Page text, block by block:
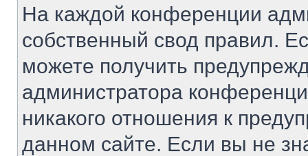
На каждой конференции
собственный свод правил.
можете получить
администратора
никакого отношения к
данном сайте. Если вы не